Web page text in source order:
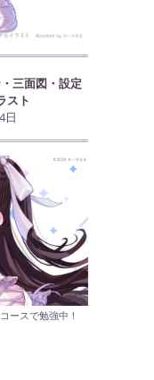
三面図・設定
スト
日
ースで勉強中！